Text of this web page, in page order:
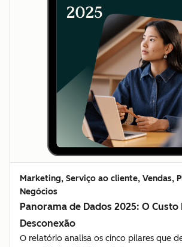
Marketing, Serviço ao cliente, Vendas,
Negócios
Panorama de Dados 2025: O
Desconexão
O relatório analisa os cinco pilares que